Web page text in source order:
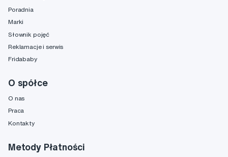
Poradnia
Marki
Słownik pojęć
Reklamacje i serwis
Fridababy
O spółce
O nas
Praca
Kontakty
Metody Płatności